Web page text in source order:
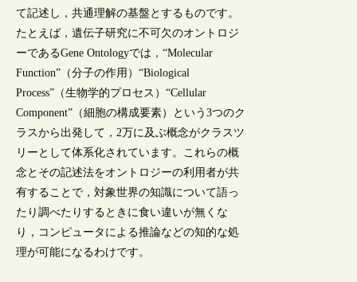
て記述し，共通理解の基盤とするものです。
たとえば，遺伝子研究に不可欠のオントロジ
ーであるGene Ontologyでは，“Molecular
Function”（分子の作用）“Biological
Process”（生物学的プロセス）“Cellular
Component”（細胞の構成要素）という3つのク
ラスから出発して，2万に及ぶ概念がクラスツ
リーとして体系化されています。これらの概
念とその記述法をオントロジーの利用者が共
有することで，対象世界の知識について語っ
たり調べたりするときに食い違いが無くな
り，コンピュータによる推論などの知的な処
理が可能になるわけです。